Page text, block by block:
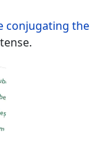
conjugating the